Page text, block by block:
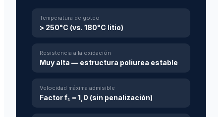
Temperatura de goteo
> 250°C (vs. 180°C litio)
Resistencia a la oxidación
Muy alta — estructura poliurea estable
Velocidad máxima admisible
Factor f₁ = 1,0 (sin penalización)